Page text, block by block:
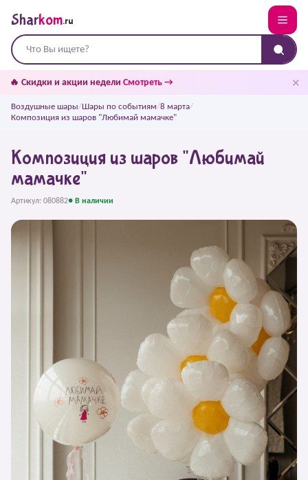
Sharkom.ru
🔥 Скидки и акции недели Смотреть → ✕
Воздушные шары/Шары по событиям/8 марта/
Композиция из шаров "Любимай мамачке"
Композиция из шаров "Любимай
мамачке"
Артикул: 080882● В наличии